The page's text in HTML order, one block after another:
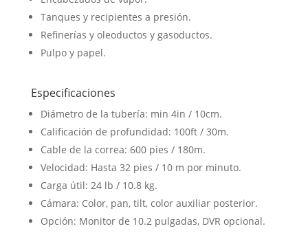
Tanques y recipientes a presión.
Refinerías y oleoductos y gasoductos.
Pulpo y papel.
Especificaciones
Diámetro de la tubería: min 4in / 10cm.
Calificación de profundidad: 100ft / 30m.
Cable de la correa: 600 pies / 180m.
Velocidad: Hasta 32 pies / 10 m por minuto.
Carga útil: 24 lb / 10.8 kg.
Cámara: Color, pan, tilt, color auxiliar posterior.
Opción: Monitor de 10.2 pulgadas, DVR opcional.